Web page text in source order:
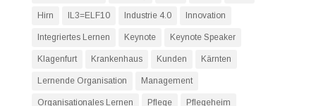
Hirn IL3=ELF10 Industrie 4.0 Innovation
Integriertes Lernen Keynote Keynote Speaker
Klagenfurt Krankenhaus Kunden Kärnten
Lernende Organisation Management
Organisationales Lernen Pflege Pflegeheim